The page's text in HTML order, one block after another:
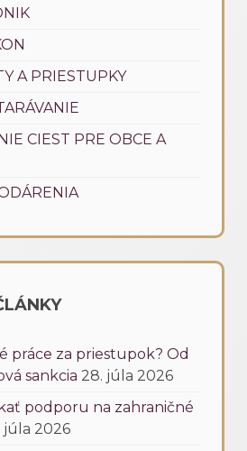
A PRIESTUPKY
CIEST PRE OBCE A
práce za priestupok? Od
sankcia 28. júla 2026
podporu na zahraničné
júla 2026